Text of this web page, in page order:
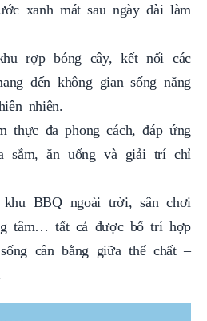
xanh mát sau ngày dài làm
rợp bóng cây, kết nối các
đến không gian sống năng
nhiên.
thực đa phong cách, đáp ứng
sắm, ăn uống và giải trí chỉ
BBQ ngoài trời, sân chơi
tâm… tất cả được bố trí hợp
cân bằng giữa thể chất –